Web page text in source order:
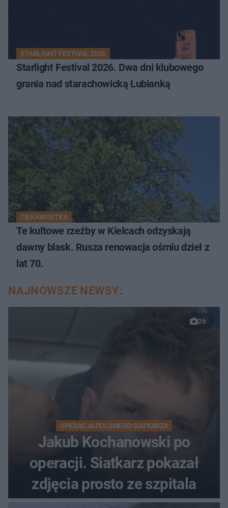
STARLIGHT FESTIVAL 2026
Starlight Festival 2026. Dwa dni klubowego
grania nad starachowicką Lubianką
CIEKAWOSTKA
Te kultowe rzeźby w Kielcach odzyskają
dawny blask. Rusza renowacja ośmiu dzieł z
lat 70.
NAJNOWSZE NEWSY:
26
OPERACJA POLSKIEGO SIATKARZA
Jakub Kochanowski po
operacji. Siatkarz pokazał
zdjęcia prosto ze szpitala